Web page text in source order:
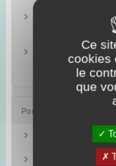
Impôt sur le
l'emploi d'un
Argent – Impôts –
Impôt sur le
annuelle
Argent – Impôts –
Pour en savoir plus
Site des impôts
Ministère chargé des
Je déclare mes
Ce
cookies
le
que